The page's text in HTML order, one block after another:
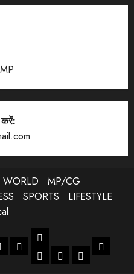
करें:
WORLD
MP/CG
SPORTS
LIFESTYLE
ADMIN
SPORTS
LIFESTYLE
ENTERTANMENT
JOB LIFESTYLE
Artical